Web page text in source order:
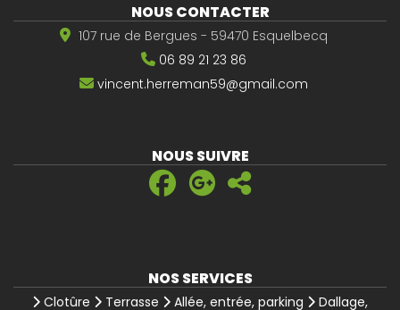
NOUS CONTACTER
107 rue de Bergues - 59470 Esquelbecq
06 89 21 23 86
vincent.herreman59@gmail.com
NOUS SUIVRE
NOS SERVICES
Clotûre Terrasse Allée, entrée, parking Dallage,